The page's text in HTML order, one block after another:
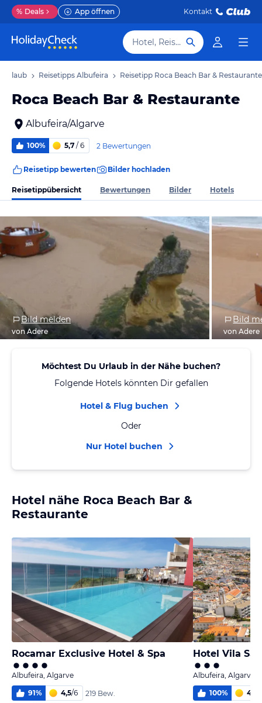
% Deals App öffnen Kontakt
Hotel, Reiseziel
Urlaub Reisetipps Albufeira Reisetipp Roca Beach Bar & Restaurante
Roca Beach Bar & Restaurante
Albufeira/Algarve
100% 5,7 / 6 2 Bewertungen
Reisetipp bewerten Bilder hochladen
Reisetippübersicht Bewertungen Bilder Hotels
Bild melden
von Adere
Bild
von Adere
Möchtest Du Urlaub in der Nähe buchen?
Folgende Hotels könnten Dir gefallen
Hotel & Flug buchen
Oder
Nur Hotel buchen
Hotel nähe Roca Beach Bar &
Restaurante
Rocamar Exclusive Hotel & Spa
Albufeira, Algarve
91% 4,5/6 219 Bew.
Hotel Vila
Albufeira, Algarve
100% 4,6